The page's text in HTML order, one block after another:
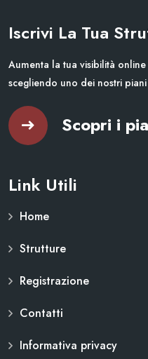
Iscrivi La Tua
Aumenta la tua visibilità
scegliendo uno dei nostri
Scopri i
Link Utili
Home
Strutture
Registrazione
Contatti
Informativa privacy